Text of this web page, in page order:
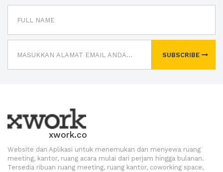
SUBSCRIBE
xwork.co
Website dan Aplikasi untuk menemukan dan menyewa ruang
meeting, kantor, ruang acara mulai dari perjam hingga bulanan.
Tersedia ribuan ruang meeting, ruang kantor, coworking space,